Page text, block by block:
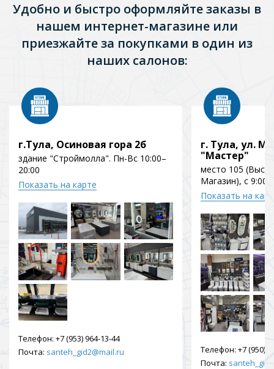
Удобно и быстро оформляйте заказы в
нашем интернет-магазине или
приезжайте за покупками в один из
наших салонов:
г.Тула, Осиновая гора 2б
здание "Строймолла". Пн-Вс 10:00–
20:00
Показать на карте
Телефон: +7 (953) 964-13-44
Почта: santeh_gid2@mail.ru
г. Тула, ул.
"Мастер"
место 105
Магазин), с 9:00
Показать на
Телефон: +7 (950)
Почта: